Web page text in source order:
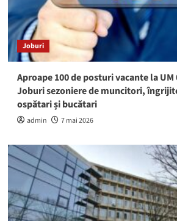
Joburi
Aproape 100 de posturi vacante la UM
Joburi sezoniere de muncitori,
ospătari și bucătari
admin 7 mai 2026